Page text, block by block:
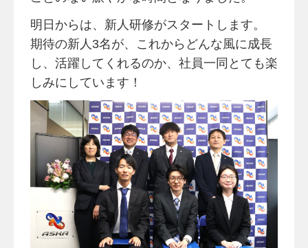
明日からは、新人研修がスタートします。
期待の新人3名が、これからどんな風に成長
し、活躍してくれるのか、社員一同とても楽
しみにしています！